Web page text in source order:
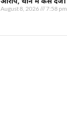
August 8, 2026 7:58 pm